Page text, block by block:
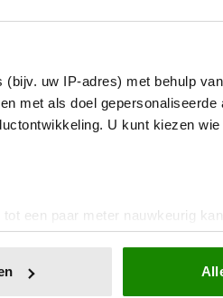
uw IP-adres) met behulp
met als doel gepersonaliseerde
U kunt kiezen
een paar meter nauwkeurig
eigenschappen